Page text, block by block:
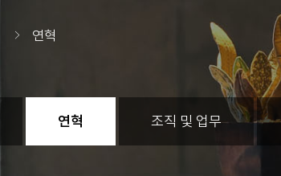
연혁
연혁 조직 및 업무